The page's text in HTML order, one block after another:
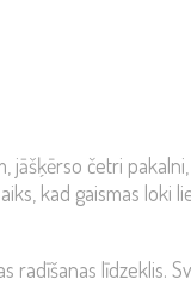
četri
kad gaismas
līdzeklis.